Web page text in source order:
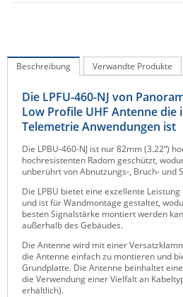
Legrand
Milesight
Moxa
Netio
Panorama Antennas
PatchSee
Power Kingdom
Poynting
Raritan
Riello UPS
Beschreibung Verwandte Produkte
Die LPFU-460-NJ von
Low Profile UHF Antenne die
Telemetrie Anwendungen ist
Die LPBU-460-NJ ist nur 82mm (3.22“)
hochresistenten Radom geschützt,
unberührt von Abnutzungs-, Bruch- und
Die LPBU bietet eine exzellente
und ist für Wandmontage gestaltet,
besten Signalstärke montiert werden
außerhalb des Gebäudes.
Die Antenne wird mit einer
die Antenne einfach zu montieren und
Grundplatte. Die Antenne beinhaltet
die Verwendung einer Vielfalt an
erhältlich).